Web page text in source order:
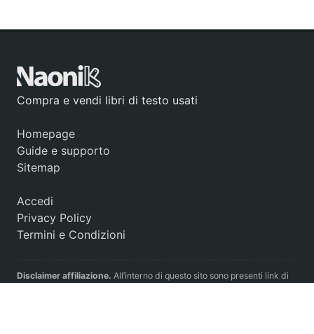
Compra e vendi libri di testo usati
Homepage
Guide e supporto
Sitemap
Accedi
Privacy Policy
Termini e Condizioni